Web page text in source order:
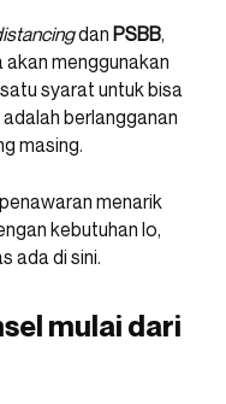
dan PSBB,
akan menggunakan
syarat untuk bisa
adalah berlangganan
masing.
menarik
kebutuhan lo,
ada di sini.
mulai dari